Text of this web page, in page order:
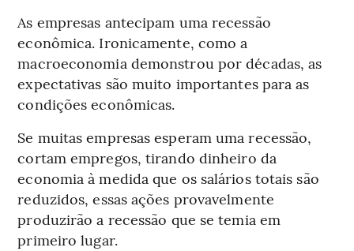
As empresas antecipam uma recessão
econômica. Ironicamente, como a
macroeconomia demonstrou por décadas, as
expectativas são muito importantes para as
condições econômicas.
Se muitas empresas esperam uma recessão,
cortam empregos, tirando dinheiro da
economia à medida que os salários totais são
reduzidos, essas ações provavelmente
produzirão a recessão que se temia em
primeiro lugar.